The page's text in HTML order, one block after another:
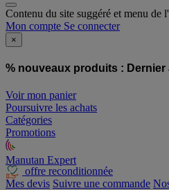
Contenu du site suggéré et menu de
Mon compte Se connecter
×
% nouveaux produits : Dernier
Voir mon panier
Poursuivre les achats
Catégories
Promotions
Manutan Expert
offre reconditionnée
Mes devis Suivre une commande